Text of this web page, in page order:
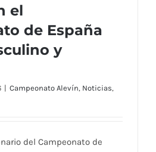
de Tenis 1919 reunirá a
Campeonato de España
y Femenino
el
de España
y
| Campeonato Alevín, Noticias,
del Campeonato de